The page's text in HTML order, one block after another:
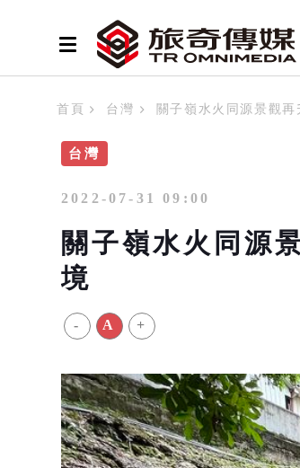
首頁 台灣 關子嶺水火同源景觀
台灣
2022-07-31 09:00
關子嶺水火同源
境
- A +